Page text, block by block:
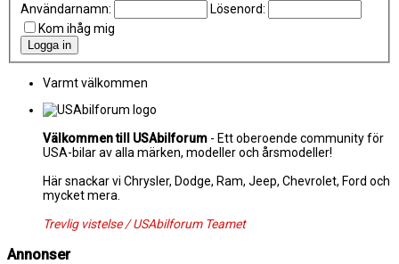
Användarnamn:
Lösenord:
Kom ihåg mig
Varmt välkommen
Välkommen till USAbilforum - Ett oberoende community för
USA-bilar av alla märken, modeller och årsmodeller!
Här snackar vi Chrysler, Dodge, Ram, Jeep, Chevrolet, Ford och
mycket mera.
Trevlig vistelse / USAbilforum Teamet
Annonser